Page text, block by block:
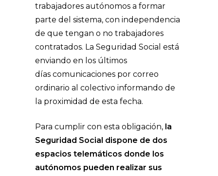
trabajadores autónomos a formar
parte del sistema, con independencia
de que tengan o no trabajadores
contratados. La Seguridad Social está
enviando en los últimos
días comunicaciones por correo
ordinario al colectivo informando de
la proximidad de esta fecha.
Para cumplir con esta obligación, la
Seguridad Social dispone de dos
espacios telemáticos donde los
autónomos pueden realizar sus